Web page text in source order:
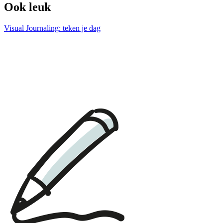
Ook leuk
Visual Journaling: teken je dag